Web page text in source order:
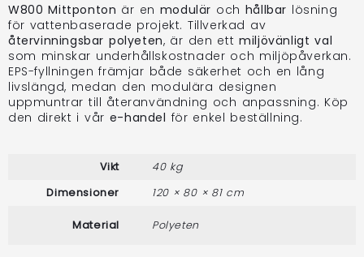
W800 Mittponton är en modulär och hållbar lösning
för vattenbaserade projekt. Tillverkad av
återvinningsbar polyeten, är den ettmiljövänligt val
som minskar underhållskostnader och miljöpåverkan.
EPS-fyllningen främjar både säkerhet och en lång
livslängd, medan den modulära designen
uppmuntrar till återanvändning och anpassning. Köp
den direkt i vår e-handel för enkel beställning.
Vikt
40 kg
Dimensioner
120 × 80 × 81 cm
Material Polyeten